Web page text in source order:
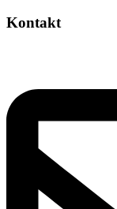
Kontakt